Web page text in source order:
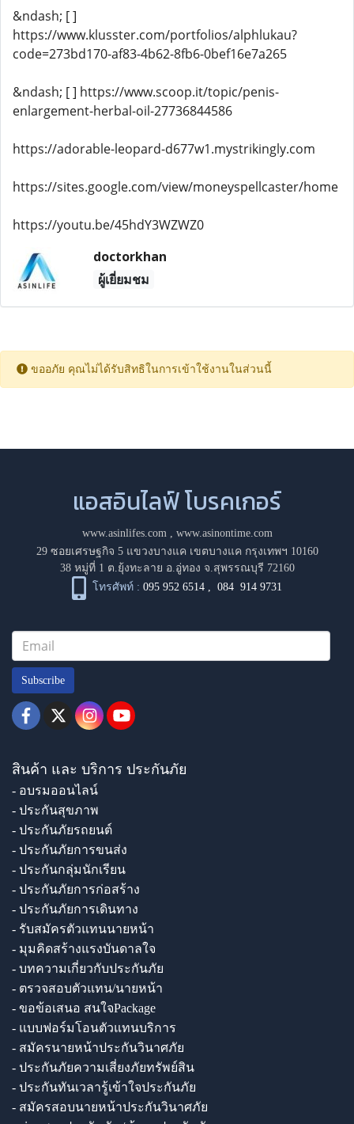
&ndash; [ ]
https://www.klusster.com/portfolios/alphlukau?
code=273bd170-af83-4b62-8fb6-0bef16e7a265
&ndash; [ ] https://www.scoop.it/topic/penis-
enlargement-herbal-oil-27736844586
https://adorable-leopard-d677w1.mystrikingly.com
https://sites.google.com/view/moneyspellcaster/home
https://youtu.be/45hdY3WZWZ0
doctorkhan
ผู้เยี่ยมชม
ขออภัย คุณไม่ได้รับสิทธิในการเข้าใช้งานในส่วนนี้
แอสอินไลฟ์ โบรคเกอร์
www.asinlifes.com, www.asinontime.com
29 ซอยเศรษฐกิจ 5 แขวงบางแค เขตบางแค กรุงเทพฯ 10160
38 หมู่ที่ 1 ต.ยุ้งทะลาย อ.อู่ทอง จ.สุพรรณบุรี 72160
โทรศัพท์ : 095 952 6514 ,084 914 9731
Subscribe
สินค้า และ บริการ ประกันภัย
- อบรมออนไลน์
- ประกันสุขภาพ
- ประกันภัยรถยนต์
- ประกันภัยการขนส่ง
- ประกันกลุ่มนักเรียน
- ประกันภัยการก่อสร้าง
- ประกันภัยการเดินทาง
- รับสมัครตัวแทนนายหน้า
- มุมคิดสร้างแรงบันดาลใจ
- บทความเกี่ยวกับประกันภัย
- ตรวจสอบตัวแทน/นายหน้า
- ขอข้อเสนอ สนใจPackage
- แบบฟอร์มโอนตัวแทนบริการ
- สมัครนายหน้าประกันวินาศภัย
- ประกันภัยความเสี่ยงภัยทรัพย์สิน
- ประกันทันเวลารู้เข้าใจประกันภัย
- สมัครสอบนายหน้าประกันวินาศภัย